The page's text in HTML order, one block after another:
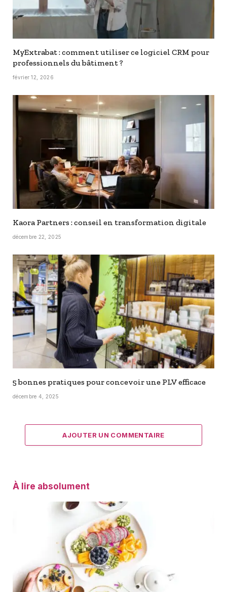
MyExtrabat : comment utiliser ce logiciel CRM pour
professionnels du bâtiment ?
février 12, 2026
Kaora Partners : conseil en transformation digitale
décembre 22, 2025
5 bonnes pratiques pour concevoir une PLV efficace
décembre 4, 2025
AJOUTER UN COMMENTAIRE
À lire absolument